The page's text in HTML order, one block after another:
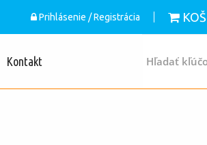
Prihlásenie / Registrácia
Kontakt